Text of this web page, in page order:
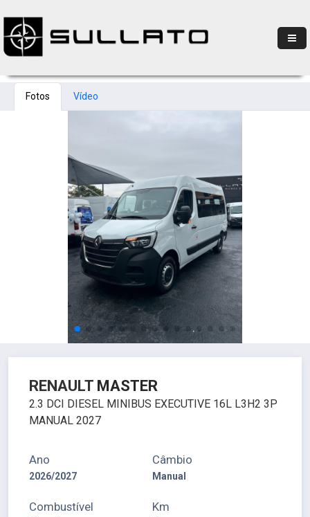
Fotos Vídeo
RENAULT MASTER
2.3 DCI DIESEL MINIBUS EXECUTIVE 16L L3H2 3P
MANUAL 2027
Ano
2026/2027
Câmbio
Manual
Combustível Km